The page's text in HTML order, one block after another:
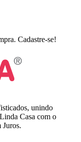
Cadastre-se!
unindo
Casa com o
Juros.